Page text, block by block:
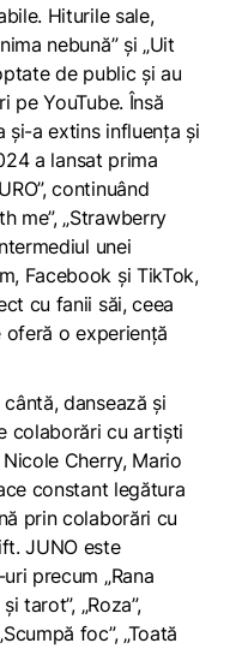
Hiturile sale,
nebună” și „Uit
de public și au
pe YouTube. Însă
și-a extins influența și
a lansat prima
continuând
me”, „Strawberry
unei
Facebook și TikTok,
cu fanii săi, ceea
o experiență
cântă, dansează și
colaborări cu artiști
Cherry, Mario
constant legătura
prin colaborări cu
JUNO este
precum „Rana
tarot”, „Roza”,
foc”, „Toată